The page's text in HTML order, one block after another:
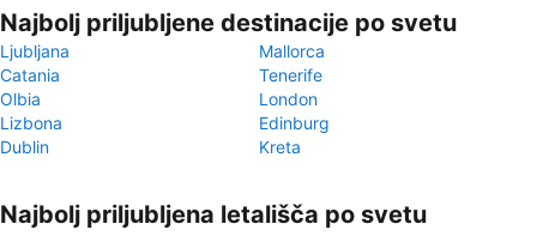
Najbolj priljubljene destinacije po svetu
Ljubljana
Mallorca
Catania
Tenerife
Olbia
London
Lizbona
Edinburg
Dublin
Kreta
Najbolj priljubljena letališča po svetu